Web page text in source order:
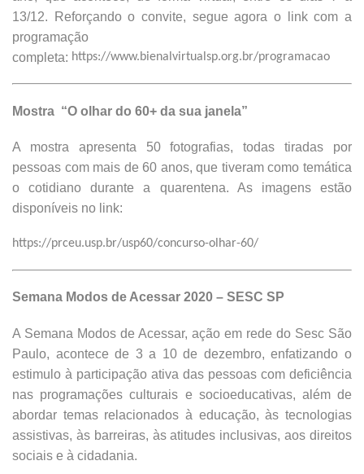
13/12. Reforçando o convite, segue agora o link com a
programação
completa: https://www.bienalvirtualsp.org.br/programacao
Mostra “O olhar do 60+ da sua janela”
A mostra apresenta 50 fotografias, todas tiradas por
pessoas com mais de 60 anos, que tiveram como temática
o cotidiano durante a quarentena. As imagens estão
disponíveis no link:
https://prceu.usp.br/usp60/concurso-olhar-60/
Semana Modos de Acessar 2020 – SESC SP
A Semana Modos de Acessar, ação em rede do Sesc São
Paulo, acontece de 3 a 10 de dezembro, enfatizando o
estimulo à participação ativa das pessoas com deficiência
nas programações culturais e socioeducativas, além de
abordar temas relacionados à educação, às tecnologias
assistivas, às barreiras, às atitudes inclusivas, aos direitos
sociais e à cidadania.